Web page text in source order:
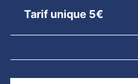
Tarif unique 5€